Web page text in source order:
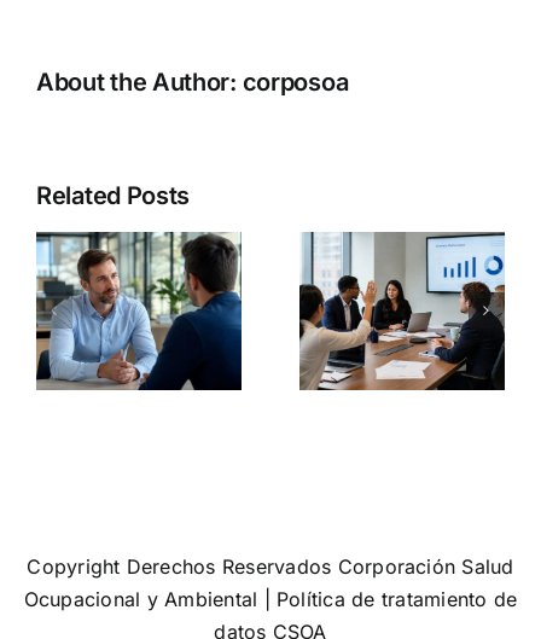
About the Author: corposoa
Related PostsDiversidad
el error que
muchas
empresas
siguen
cometiendo
que tu
empresa
sea segura:
3
problemas
Copyright Derechos Reservados Corporación Salud
Ocupacional y Ambiental | Política de tratamiento de
datos CSOA